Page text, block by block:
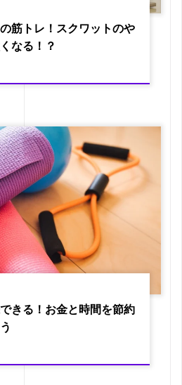
筋トレ！スクワットのや
なる！？
きる！お金と時間を節約